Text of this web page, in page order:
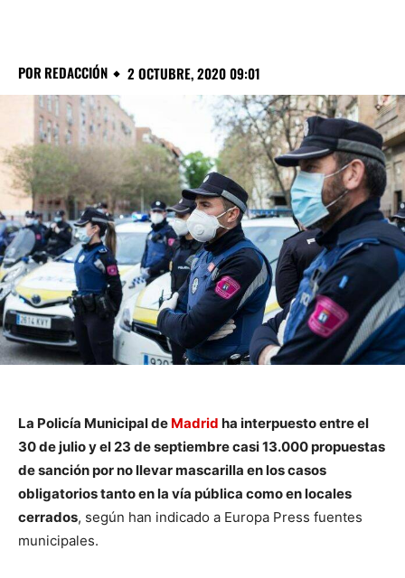
POR REDACCIÓN 2 OCTUBRE, 2020 09:01
La Policía Municipal de Madrid ha interpuesto entre el
30 de julio y el 23 de septiembre casi 13.000 propuestas
de sanción por no llevar mascarilla en los casos
obligatorios tanto en la vía pública como en locales
cerrados, según han indicado a Europa Press fuentes
municipales.